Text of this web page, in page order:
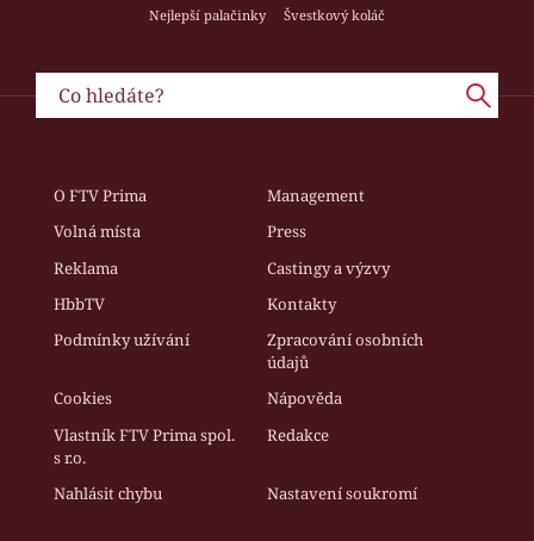
Nejlepší palačinky
Švestkový koláč
O FTV Prima
Management
Volná místa
Press
Reklama
Castingy a výzvy
HbbTV
Kontakty
Podmínky užívání
Zpracování osobních
údajů
Cookies
Nápověda
Vlastník FTV Prima spol.
s r.o.
Redakce
Nahlásit chybu Nastavení soukromí